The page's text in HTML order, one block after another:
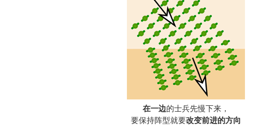
在一边的士兵先慢下来，
要保持阵型就要改变前进的方向